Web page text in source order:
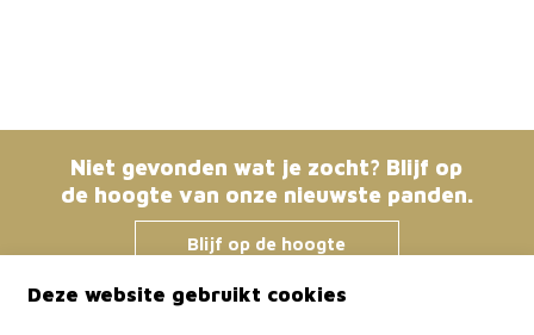
Niet gevonden wat je zocht? Blijf op
de hoogte van onze nieuwste panden.
Blijf op de hoogte
Deze website gebruikt cookies